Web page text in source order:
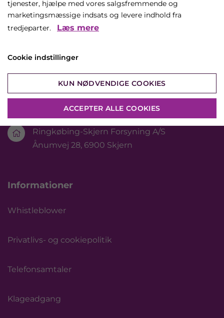
Kontakt
+45 96 74 85 00
rsforsyning@rsforsyning.dk

Ringkøbing-Skjern Forsyning A/S
Ånumvej 28, 6900 Skjern
Informationer
Whistleblower
Privatlivs- og cookiepolitik
Telefonsamtaler
Klageadgang
tjenester, hjælpe med vores salgsfremmende og
marketingsmæssige indsats og levere indhold fra
tredjeparter. Læs mere
Cookie indstillinger
KUN NØDVENDIGE COOKIES
ACCEPTER ALLE COOKIES